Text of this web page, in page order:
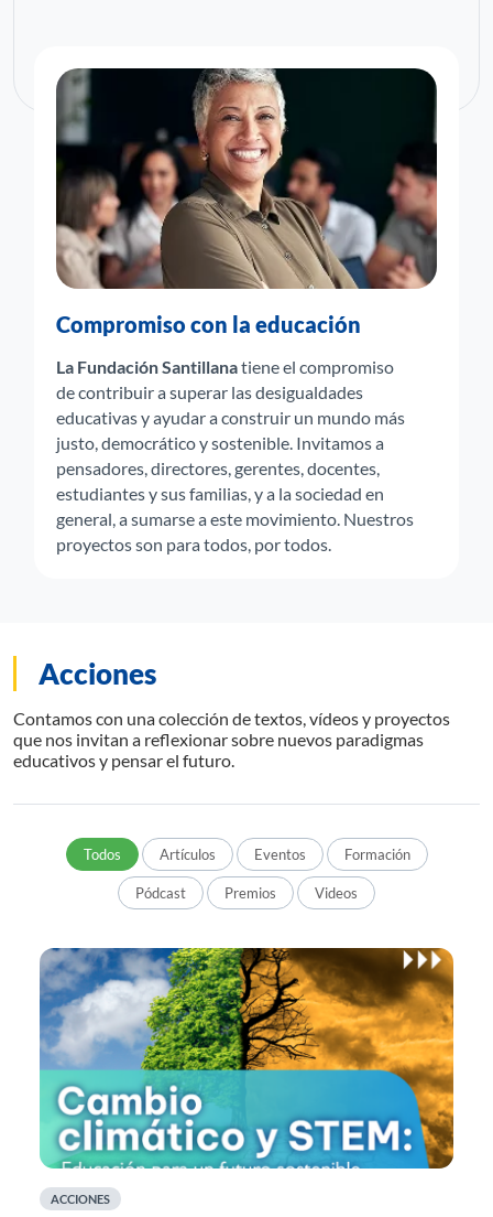
Compromiso con la educación
La Fundación Santillanatiene el compromiso
de contribuir a superar las desigualdades
educativas y ayudar a construir un mundo más
justo, democrático y sostenible. Invitamos a
pensadores, directores, gerentes, docentes,
estudiantes y sus familias, y a la sociedad en
general, a sumarse a este movimiento. Nuestros
proyectos son para todos, por todos.
Acciones
Contamos con una colección de textos, vídeos y proyectos
que nos invitan a reflexionar sobre nuevos paradigmas
educativos y pensar el futuro.
Todos Artículos Eventos Formación
Pódcast Premios Videos
ACCIONES